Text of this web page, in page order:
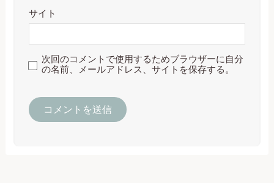
サイト
次回のコメントで使用するためブラウザーに自分
の名前、メールアドレス、サイトを保存する。